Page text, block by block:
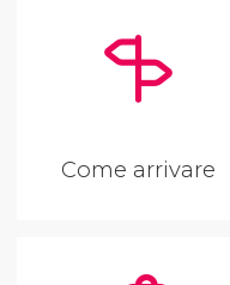
Come arrivare